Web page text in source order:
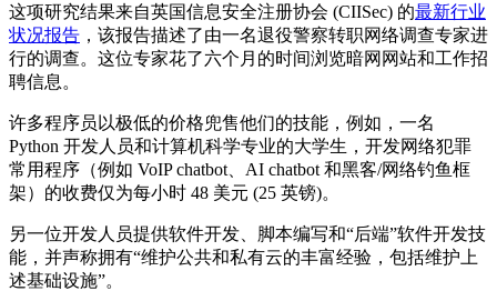
这项研究结果来自英国信息安全注册协会 (CIISec) 的最新行业
状况报告 ，该报告描述了由一名退役警察转职网络调查专家进
行的调查。这位专家花了六个月的时间浏览暗网网站和工作招
聘信息。
许多程序员以极低的价格兜售他们的技能，例如，一名
Python 开发人员和计算机科学专业的大学生，开发网络犯罪
常用程序（例如 VoIP chatbot、AI chatbot 和黑客/网络钓鱼框
架）的收费仅为每小时 48 美元 (25 英镑)。
另一位开发人员提供软件开发、脚本编写和“后端”软件开发技
能，并声称拥有“维护公共和私有云的丰富经验，包括维护上
述基础设施”。